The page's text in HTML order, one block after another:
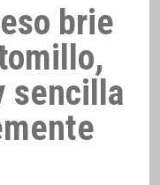
brie
sencilla